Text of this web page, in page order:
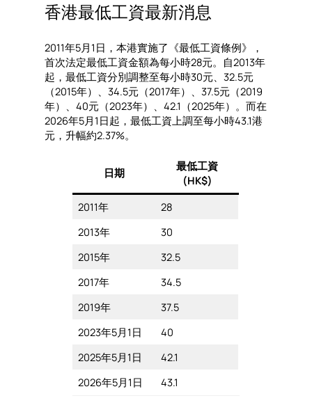
香港最低工資最新消息
2011年5月1日，本港實施了《最低工資條例》，
首次法定最低工資金額為每小時28元。自2013年
起，最低工資分別調整至每小時30元、32.5元
（2015年）、34.5元（2017年）、37.5元（2019
年）、40元（2023年）、42.1（2025年）。而在
2026年5月1日起，最低工資上調至每小時43.1港
元，升幅約2.37%。
日期
最低工資
(HK$)
2011年
28
2013年
30
2015年
32.5
2017年
34.5
2019年
37.5
2023年5月1日
40
2025年5月1日
42.1
2026年5月1日
43.1